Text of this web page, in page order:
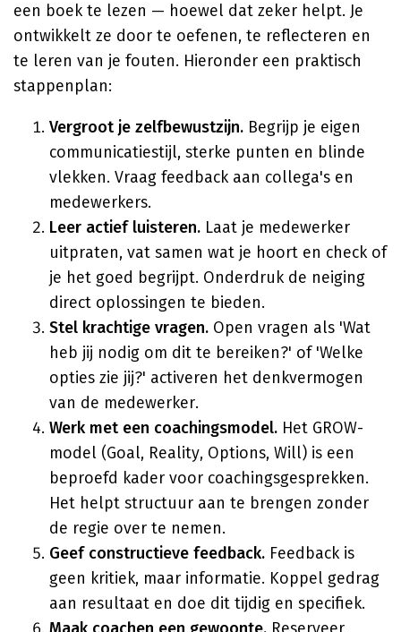
een boek te lezen — hoewel dat zeker helpt. Je
ontwikkelt ze door te oefenen, te reflecteren en
te leren van je fouten. Hieronder een praktisch
stappenplan:
Vergroot je zelfbewustzijn. Begrijp je eigen
communicatiestijl, sterke punten en blinde
vlekken. Vraag feedback aan collega's en
medewerkers.
Leer actief luisteren. Laat je medewerker
uitpraten, vat samen wat je hoort en check of
je het goed begrijpt. Onderdruk de neiging
direct oplossingen te bieden.
Stel krachtige vragen. Open vragen als 'Wat
heb jij nodig om dit te bereiken?' of 'Welke
opties zie jij?' activeren het denkvermogen
van de medewerker.
Werk met een coachingsmodel. Het GROW-
model (Goal, Reality, Options, Will) is een
beproefd kader voor coachingsgesprekken.
Het helpt structuur aan te brengen zonder
de regie over te nemen.
Geef constructieve feedback. Feedback is
geen kritiek, maar informatie. Koppel gedrag
aan resultaat en doe dit tijdig en specifiek.